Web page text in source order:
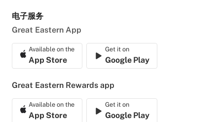
电子服务
Great Eastern App
Available on the
App Store
Get it on
Google Play
Great Eastern Rewards app
Available on the
App Store
Get it on
Google Play